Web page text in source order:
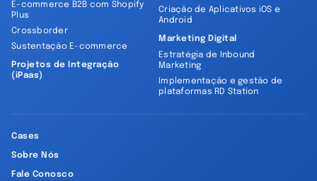
E-commerce B2B com Shopify
Plus
Crossborder
Sustentação E-commerce
Projetos de Integração
(iPaas)
Criação de Aplicativos iOS e
Android
Marketing Digital
Estratégia de Inbound
Marketing
Implementação e gestão de
plataformas RD Station
Cases
Sobre Nós
Fale Conosco